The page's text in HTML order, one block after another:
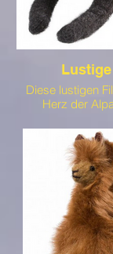
Diese lustigen
Herz der